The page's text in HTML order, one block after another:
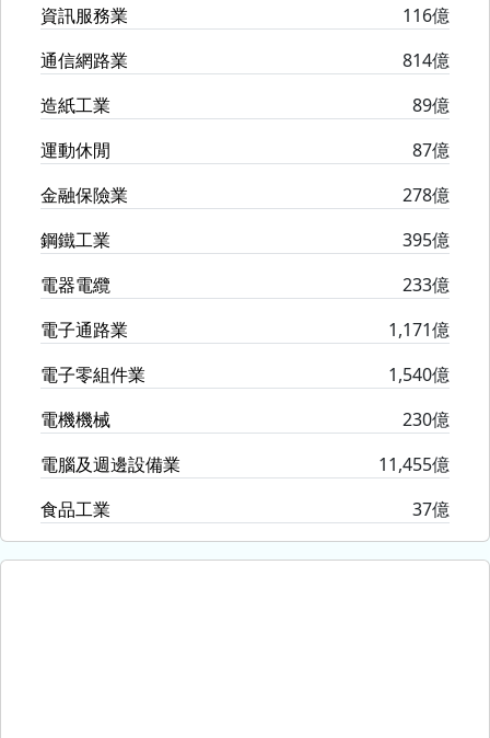
資訊服務業
116億
通信網路業
814億
造紙工業
89億
運動休閒
87億
金融保險業
278億
鋼鐵工業
395億
電器電纜
233億
電子通路業
1,171億
電子零組件業
1,540億
電機機械
230億
電腦及週邊設備業
11,455億
食品工業
37億